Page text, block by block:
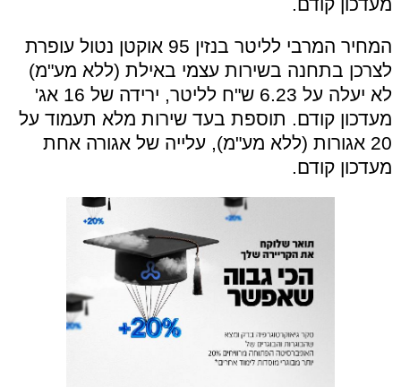
המחיר המרבי לליטר בנזין 95 אוקטן נטול עופרת
לצרכן בתחנה בשירות עצמי באילת (ללא מע"מ)
לא יעלה על 6.23 ש"ח לליטר, ירידה של 16 אג'
מעדכון קודם. תוספת בעד שירות מלא תעמוד על
20 אגורות (ללא מע"מ), עלייה של אגורה אחת
מעדכון קודם.